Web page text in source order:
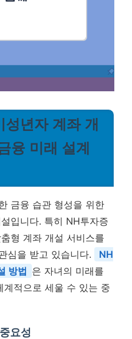
년자 계좌 개
융 미래 설계
금융 습관 형성을 위한
입니다. 특히 NH투자증
형 계좌 개설 서비스를
심을 받고 있습니다.
NH
방법 은 자녀의 미래를
적으로 세울 수 있는 중
요성